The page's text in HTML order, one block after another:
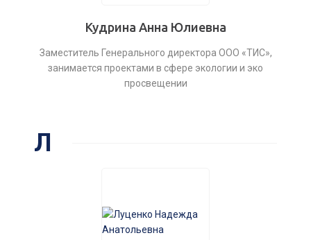
Кудрина Анна Юлиевна
Заместитель Генерального директора ООО «ТИС»,
занимается проектами в сфере экологии и эко
просвещении
Л